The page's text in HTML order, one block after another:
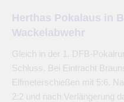
Herthas Pokalaus in
Wackelabwehr
Gleich in der 1. DFB-
Schluss. Bei Eintracht
Elfmeterschießen mit 5:6.
2:2 und nach Verlängerung